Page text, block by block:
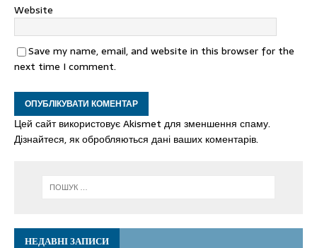
Website
Save my name, email, and website in this browser for the
next time I comment.
Цей сайт використовує Akismet для зменшення спаму.
Дізнайтеся, як обробляються дані ваших коментарів.
НЕДАВНІ ЗАПИСИ